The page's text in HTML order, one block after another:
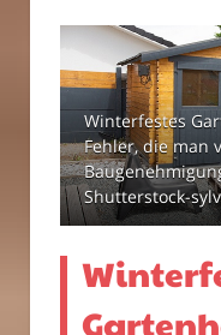
Winterfestes
Fehler, die man
Shutterstock-